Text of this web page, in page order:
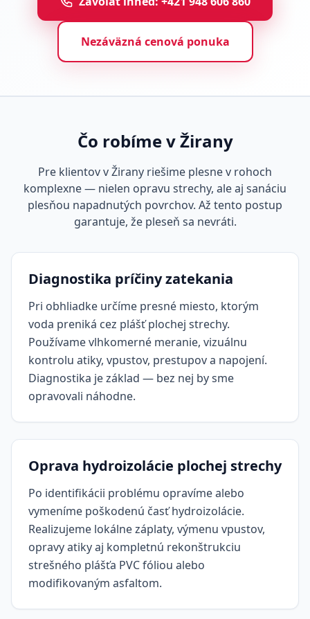
Nezáväzná cenová ponuka
Čo robíme v Žirany
Pre klientov v Žirany riešime plesne v rohoch
komplexne — nielen opravu strechy, ale aj sanáciu
plesňou napadnutých povrchov. Až tento postup
garantuje, že pleseň sa nevráti.
Diagnostika príčiny zatekania
Pri obhliadke určíme presné miesto, ktorým
voda preniká cez plášť plochej strechy.
Používame vlhkomerné meranie, vizuálnu
kontrolu atiky, vpustov, prestupov a napojení.
Diagnostika je základ — bez nej by sme
opravovali náhodne.
Oprava hydroizolácie plochej strechy
Po identifikácii problému opravíme alebo
vymeníme poškodenú časť hydroizolácie.
Realizujeme lokálne záplaty, výmenu vpustov,
opravy atiky aj kompletnú rekonštrukciu
strešného plášťa PVC fóliou alebo
modifikovaným asfaltom.